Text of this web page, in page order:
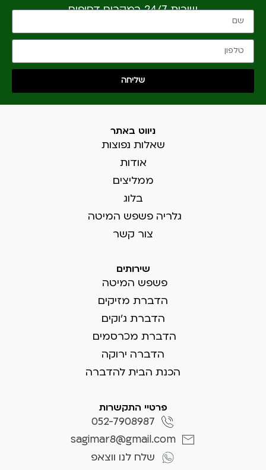
שירות 24/7 במקרים דחופים
שליחה
ניווט באתר
שאלות נפוצות
אודות
ממליצים
בלוג
גלריה פשפש המיטה
צור קשר
שירותים
פשפש המיטה
הדברת מזיקים
הדברת ג'וקים
הדברת מכרסמים
הדברה ירוקה
הכנת הבית להדברה
פרטיי התקשרות
052-7908987
sagimar8@gmail.com
שלח לנו ווצאפ